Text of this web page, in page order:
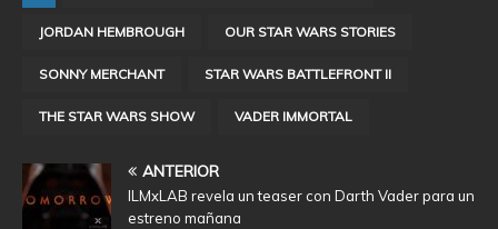
JORDAN HEMBROUGH OUR STAR WARS STORIES
SONNY MERCHANT STAR WARS BATTLEFRONT II
THE STAR WARS SHOW VADER IMMORTAL
ANTERIOR
ILMxLAB revela un teaser con Darth Vader para un
estreno mañana